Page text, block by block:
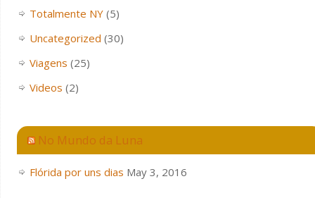
Totalmente NY(5)
Uncategorized (30)
Viagens (25)
Videos (2)
No Mundo da Luna
Flórida por uns dias May 3, 2016